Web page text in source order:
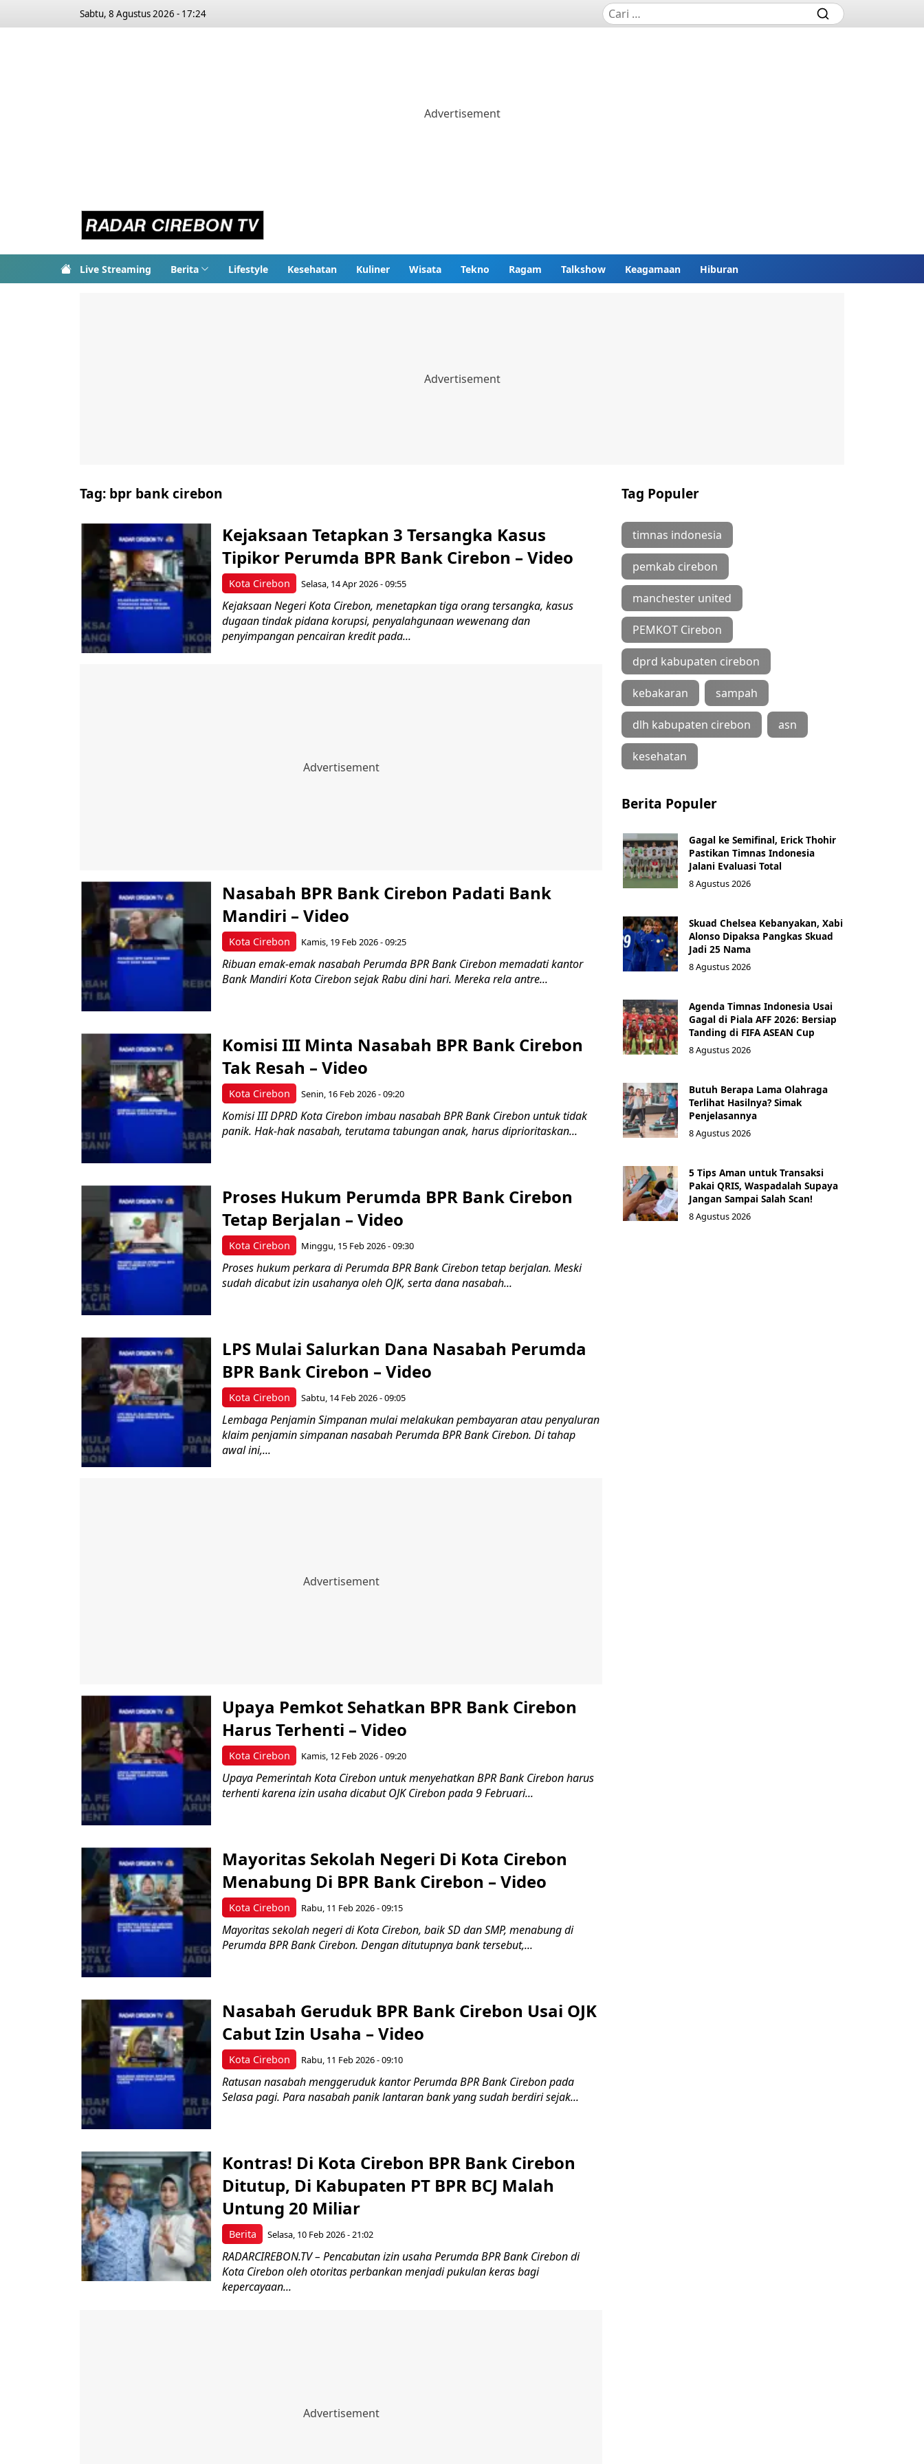
Sabtu, 8 Agustus 2026 - 17:24
Live Streaming Berita Lifestyle Kesehatan Kuliner Wisata Tekno Ragam Talkshow Keagamaan Hiburan
Tag: bpr bank cirebon
Kota Cirebon
Kejaksaan Tetapkan 3 Tersangka Kasus
Tipikor Perumda BPR Bank Cirebon – Video
Selasa, 14 Apr 2026 - 09:55
Kejaksaan Negeri Kota Cirebon, menetapkan tiga orang tersangka, kasus
dugaan tindak pidana korupsi, penyalahgunaan wewenang dan
penyimpangan pencairan kredit pada...
Kota Cirebon
Nasabah BPR Bank Cirebon Padati Bank
Mandiri – Video
Kamis, 19 Feb 2026 - 09:25
Ribuan emak-emak nasabah Perumda BPR Bank Cirebon memadati kantor
Bank Mandiri Kota Cirebon sejak Rabu dini hari. Mereka rela antre...
Kota Cirebon
Komisi III Minta Nasabah BPR Bank Cirebon
Tak Resah – Video
Senin, 16 Feb 2026 - 09:20
Komisi III DPRD Kota Cirebon imbau nasabah BPR Bank Cirebon untuk tidak
panik. Hak-hak nasabah, terutama tabungan anak, harus diprioritaskan...
Kota Cirebon
Proses Hukum Perumda BPR Bank Cirebon
Tetap Berjalan – Video
Minggu, 15 Feb 2026 - 09:30
Proses hukum perkara di Perumda BPR Bank Cirebon tetap berjalan. Meski
sudah dicabut izin usahanya oleh OJK, serta dana nasabah...
Kota Cirebon
LPS Mulai Salurkan Dana Nasabah Perumda
BPR Bank Cirebon – Video
Sabtu, 14 Feb 2026 - 09:05
Lembaga Penjamin Simpanan mulai melakukan pembayaran atau penyaluran
klaim penjamin simpanan nasabah Perumda BPR Bank Cirebon. Di tahap
awal ini,...
Kota Cirebon
Upaya Pemkot Sehatkan BPR Bank Cirebon
Harus Terhenti – Video
Kamis, 12 Feb 2026 - 09:20
Upaya Pemerintah Kota Cirebon untuk menyehatkan BPR Bank Cirebon harus
terhenti karena izin usaha dicabut OJK Cirebon pada 9 Februari...
Kota Cirebon
Mayoritas Sekolah Negeri Di Kota Cirebon
Menabung Di BPR Bank Cirebon – Video
Rabu, 11 Feb 2026 - 09:15
Mayoritas sekolah negeri di Kota Cirebon, baik SD dan SMP, menabung di
Perumda BPR Bank Cirebon. Dengan ditutupnya bank tersebut,...
Kota Cirebon
Nasabah Geruduk BPR Bank Cirebon Usai OJK
Cabut Izin Usaha – Video
Rabu, 11 Feb 2026 - 09:10
Ratusan nasabah menggeruduk kantor Perumda BPR Bank Cirebon pada
Selasa pagi. Para nasabah panik lantaran bank yang sudah berdiri sejak...
Berita
Kontras! Di Kota Cirebon BPR Bank Cirebon
Ditutup, Di Kabupaten PT BPR BCJ Malah
Untung 20 Miliar
Selasa, 10 Feb 2026 - 21:02
RADARCIREBON.TV – Pencabutan izin usaha Perumda BPR Bank Cirebon di
Kota Cirebon oleh otoritas perbankan menjadi pukulan keras bagi
kepercayaan...
Tag Populer
timnas indonesia
pemkab cirebon
manchester united
PEMKOT Cirebon
dprd kabupaten cirebon
kebakaran sampah
dlh kabupaten cirebon asn
kesehatan
Berita Populer
Gagal ke Semifinal, Erick Thohir
Pastikan Timnas Indonesia
Jalani Evaluasi Total
8 Agustus 2026
Skuad Chelsea Kebanyakan, Xabi
Alonso Dipaksa Pangkas Skuad
Jadi 25 Nama
8 Agustus 2026
Agenda Timnas Indonesia Usai
Gagal di Piala AFF 2026: Bersiap
Tanding di FIFA ASEAN Cup
8 Agustus 2026
Butuh Berapa Lama Olahraga
Terlihat Hasilnya? Simak
Penjelasannya
8 Agustus 2026
5 Tips Aman untuk Transaksi
Pakai QRIS, Waspadalah Supaya
Jangan Sampai Salah Scan!
8 Agustus 2026